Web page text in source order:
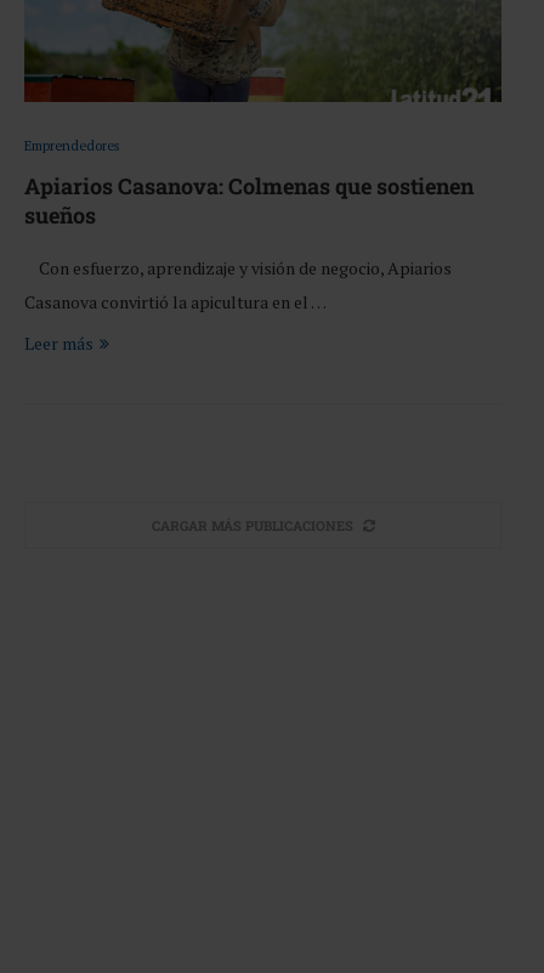
Emprendedores
Apiarios Casanova: Colmenas que sostienen
sueños
Con esfuerzo, aprendizaje y visión de negocio, Apiarios
Casanova convirtió la apicultura en el …
Leer más
CARGAR MÁS PUBLICACIONES